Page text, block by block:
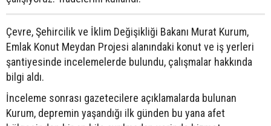
Çevre, Şehircilik ve İklim Değişikliği Bakanı Murat Kurum,
Emlak Konut Meydan Projesi alanındaki konut ve iş yerleri
şantiyesinde incelemelerde bulundu, çalışmalar hakkında
bilgi aldı.
İnceleme sonrası gazetecilere açıklamalarda bulunan
Kurum, depremin yaşandığı ilk günden bu yana afet